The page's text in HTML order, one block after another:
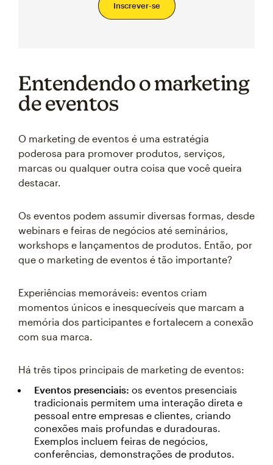
Inscrever-se
Entendendo o marketing
de eventos
O marketing de eventos é uma estratégia
poderosa para promover produtos, serviços,
marcas ou qualquer outra coisa que você queira
destacar.
Os eventos podem assumir diversas formas, desde
webinars e feiras de negócios até seminários,
workshops e lançamentos de produtos. Então, por
que o marketing de eventos é tão importante?
Experiências memoráveis: eventos criam
momentos únicos e inesquecíveis que marcam a
memória dos participantes e fortalecem a conexão
com sua marca.
Há três tipos principais de marketing de eventos:
Eventos presenciais: os eventos presenciais
tradicionais permitem uma interação direta e
pessoal entre empresas e clientes, criando
conexões mais profundas e duradouras.
Exemplos incluem feiras de negócios,
conferências, demonstrações de produtos.